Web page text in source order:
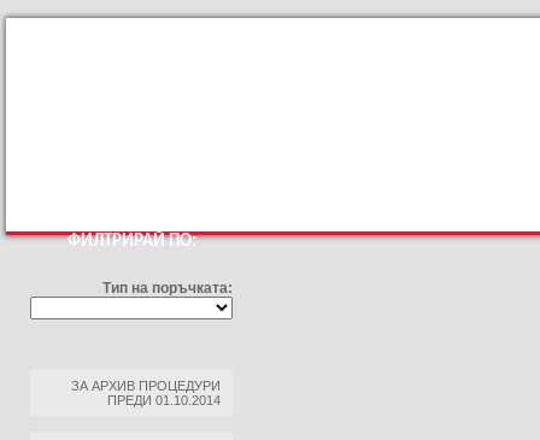
ФИЛТРИРАЙ ПО:
Тип на поръчката:
ЗА АРХИВ ПРОЦЕДУРИ
ПРЕДИ 01.10.2014